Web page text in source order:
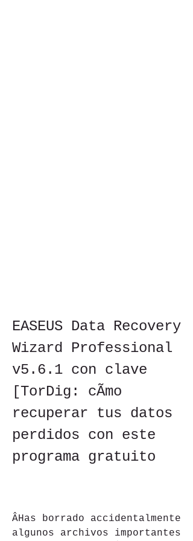
EASEUS Data Recovery
Wizard Professional
v5.6.1 con clave
[TorDig: cÃmo
recuperar tus datos
perdidos con este
programa gratuito
ÂHas borrado accidentalmente
algunos archivos importantes